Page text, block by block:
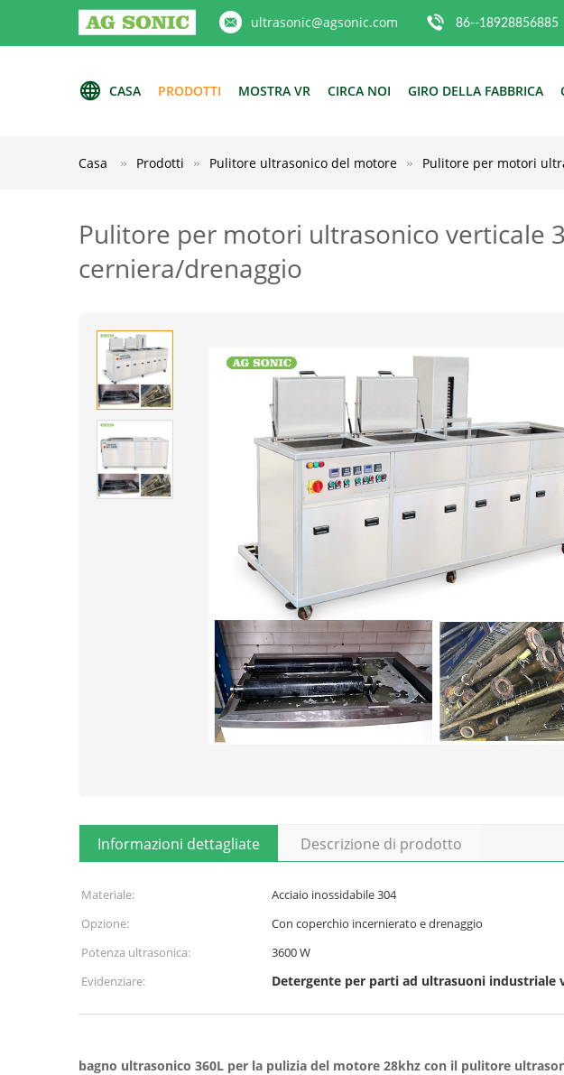
ultrasonic@agsonic.com 86--18928856885
CASA PRODOTTI MOSTRA VR CIRCA NOI GIRO DELLA FABBRICA
Casa Prodotti Pulitore ultrasonico del motore Pulitore per motori
Pulitore per motori ultrasonico verticale
cerniera/drenaggio
Informazioni dettagliate Descrizione di prodotto
Materiale: Acciaio inossidabile 304
Opzione:
Con coperchio incernierato e drenaggio
Potenza ultrasonica:
3600 W
Evidenziare:
Detergente per parti ad ultrasuoni industriale
bagno ultrasonico 360L per la pulizia del motore 28khz con il pulitore